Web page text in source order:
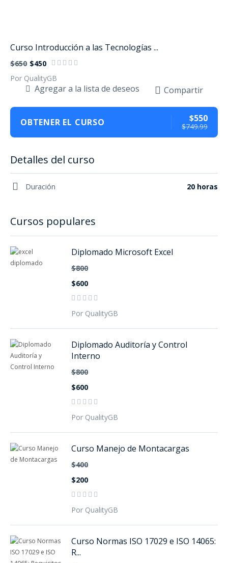
Curso Introducción a las Tecnologías ...
$650 $450
Por QualityGB
Agregar a la lista de deseos Compartir
OBTENER EL CURSO $550
$749.99
Detalles del curso
Duración 20 horas
Cursos populares
Diplomado Microsoft Excel
$800
$600
Por QualityGB
Diplomado Auditoría y Control
Interno
$800
$600
Por QualityGB
Curso Manejo de Montacargas
$400
$200
Por QualityGB
Curso Normas ISO 17029 e ISO 14065:
R...